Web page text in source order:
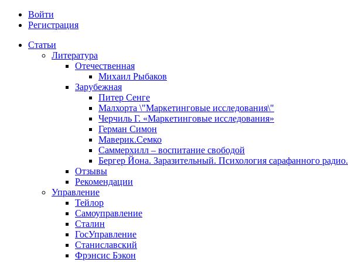
Войти
Регистрация
Статьи
Литература
Отечественная
Михаил Рыбаков
Зарубежная
Питер Сенге
Малхорта \"Маркетинговые исследования\"
Черчиль Г. «Маркетинговые исследования»
Герман Симон
Маверик.Семко
Саммерхилл – воспитание свободой
Бергер Йона. Заразительный. Психология сарафанного радио.
Отзывы
Рекомендации
Управление
Тейлор
Самоуправление
Сталин
ГосУправление
Станиславский
Фрэнсис Бэкон